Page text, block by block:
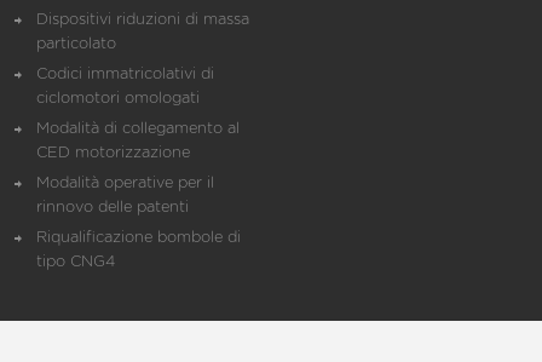
Dispositivi riduzioni di massa
particolato
Codici immatricolativi di
ciclomotori omologati
Modalità di collegamento al
CED motorizzazione
Modalità operative per il
rinnovo delle patenti
Riqualificazione bombole di
tipo CNG4